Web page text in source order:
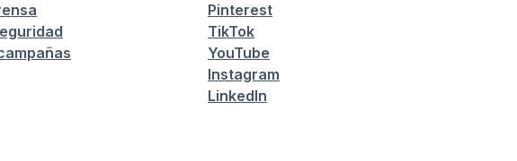
Pinterest
TikTok
YouTube
Instagram
LinkedIn